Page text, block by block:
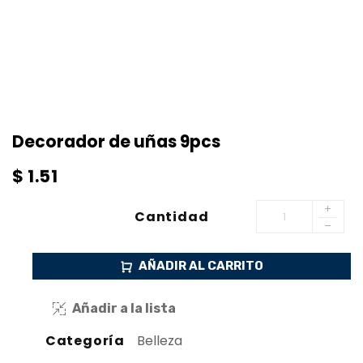
Decorador de uñas 9pcs
$ 1.51
Cantidad
AÑADIR AL CARRITO
Añadir a la lista
Categoría Belleza